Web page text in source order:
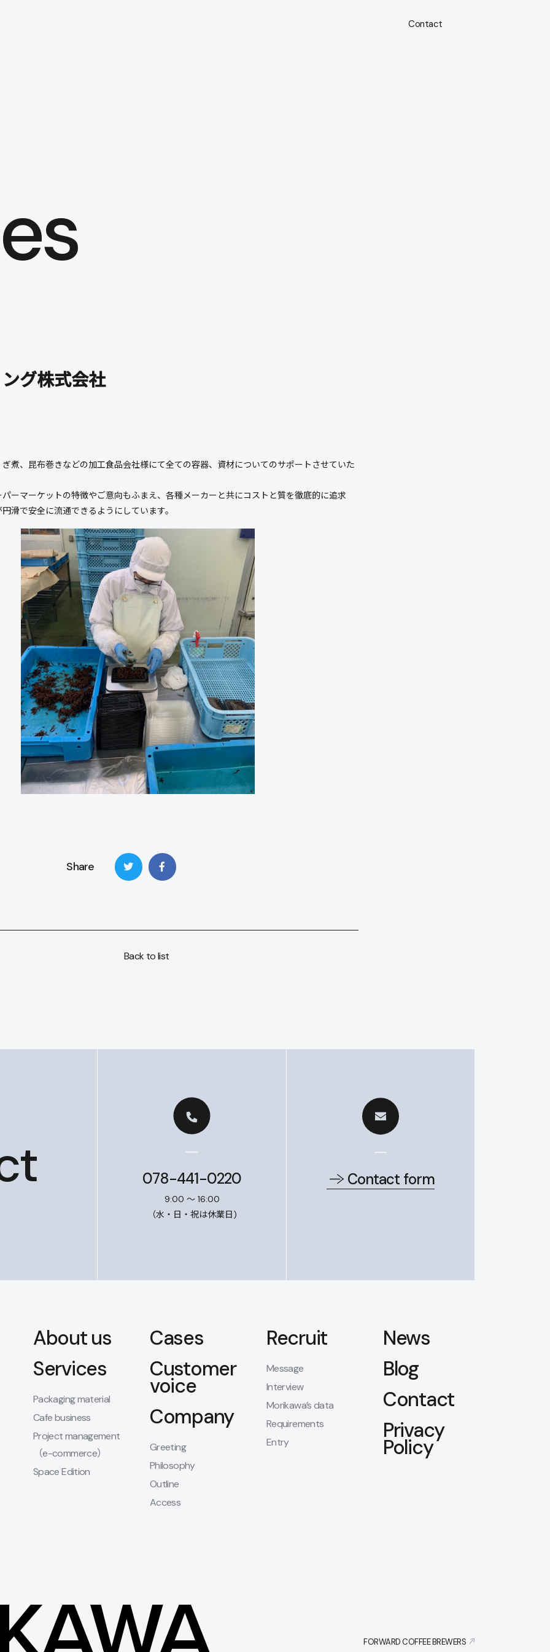
Contact
グ株式会社
煮、昆布巻きなどの加工食品会社様にて全ての容器、資材についてのサポートさせていた
ーマーケットの特徴やご意向もふまえ、各種メーカーと共にコストと質を徹底的に追求
滑で安全に流通できるようにしています。
Share
Back to list
078-441-0220
9:00 ～ 16:00
（水・日・祝は休業日)
Contact form
About us
Services
Packaging material
Cafe business
Project management
（e-commerce）
Space Edition
Cases
Customer
voice
Company
Greeting
Philosophy
Outline
Access
Recruit
Message
Interview
Morikawa’s data
Requirements
Entry
News
Blog
Contact
Privacy
Policy
FORWARD COFFEE BREWERS